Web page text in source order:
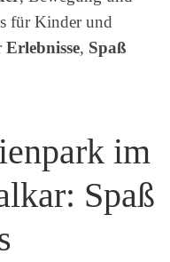
für Kinder und
Erlebnisse, Spaß
im
Spaß